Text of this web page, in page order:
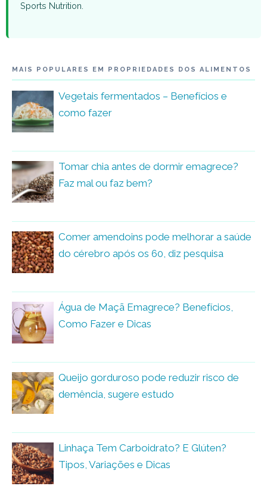
Sports Nutrition.
MAIS POPULARES EM PROPRIEDADES DOS ALIMENTOS
Vegetais fermentados – Benefícios e
como fazer
Tomar chia antes de dormir emagrece?
Faz mal ou faz bem?
Comer amendoins pode melhorar a saúde
do cérebro após os 60, diz pesquisa
Água de Maçã Emagrece? Benefícios,
Como Fazer e Dicas
Queijo gorduroso pode reduzir risco de
demência, sugere estudo
Linhaça Tem Carboidrato? E Glúten?
Tipos, Variações e Dicas